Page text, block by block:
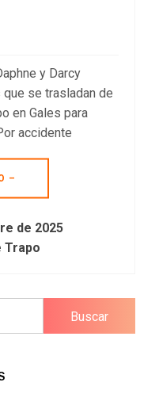
y Darcy
se trasladan de
en Gales para
accidente
–
de 2025
Trapo